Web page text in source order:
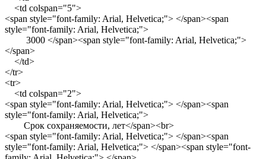
<td colspan="5">
<span style="font-family: Arial, Helvetica;"> </span><span
style="font-family: Arial, Helvetica;">
3000 </span><span style="font-family: Arial, Helvetica;">
</span>
</td>
</tr>
<tr>
<td colspan="2">
<span style="font-family: Arial, Helvetica;"> </span><span
style="font-family: Arial, Helvetica;">
Срок сохраняемости, лет</span><br>
<span style="font-family: Arial, Helvetica;"> </span><span
style="font-family: Arial, Helvetica;"> </span><span style="font-